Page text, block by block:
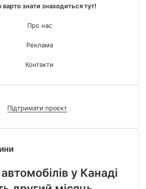
знати знаходиться тут!
Про нас
Реклама
Контакти
Підтримати проєкт
у Канаді